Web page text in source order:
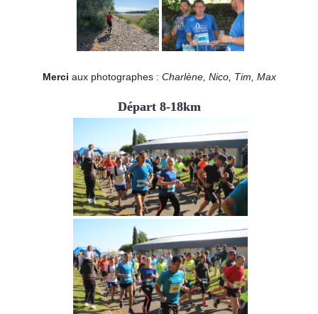
Merci aux photographes : Charlène, Nico, Tim, Max
Départ 8-18km